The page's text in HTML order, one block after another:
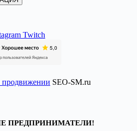
Twitch
продвижении SEO-SM.ru
ПРЕДПРИНИМАТЕЛИ!